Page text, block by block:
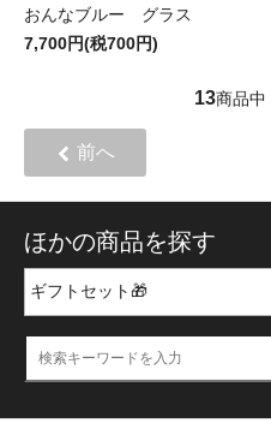
おんなブルー グラス
7,700円(税700円)
13商品中
前へ
ほかの商品を探す